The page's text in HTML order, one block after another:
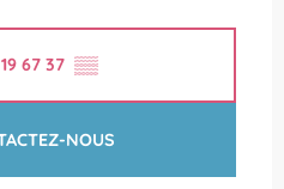
67 37 ▒▒
NOUS